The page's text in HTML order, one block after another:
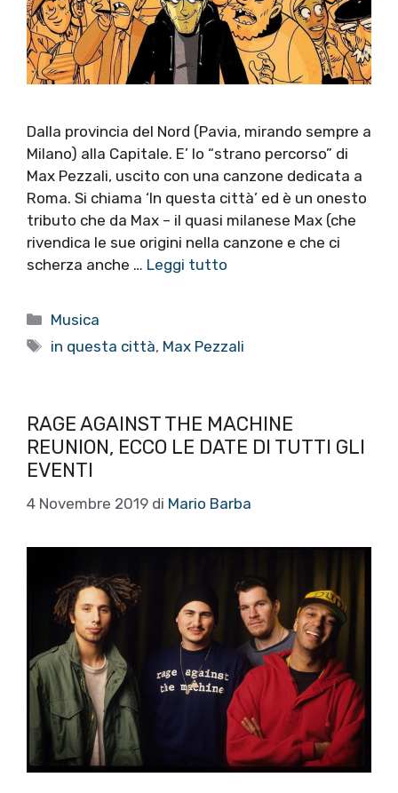
Dalla provincia del Nord (Pavia, mirando sempre a
Milano) alla Capitale. E’ lo “strano percorso” di
Max Pezzali, uscito con una canzone dedicata a
Roma. Si chiama ‘In questa città’ ed è un onesto
tributo che da Max – il quasi milanese Max (che
rivendica le sue origini nella canzone e che ci
scherza anche … Leggi tutto
Categorie
Musica
Tag
in questa città, Max Pezzali
RAGE AGAINST THE MACHINE
REUNION, ECCO LE DATE DI TUTTI GLI
EVENTI
4 Novembre 2019 di Mario Barba